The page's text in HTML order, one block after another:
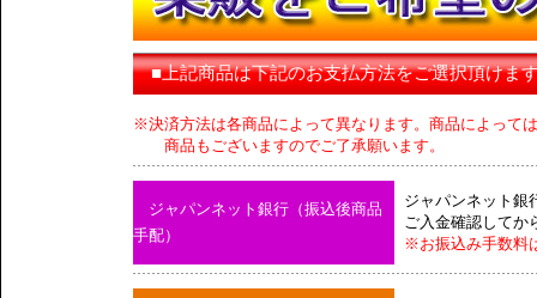
■上記商品は下記のお支払方法をご選択頂けま
※決済方法は各商品によって異なります。商品によって
商品もございますのでご了承願います。
ジャパンネット銀行（振込後商品
手配）
ジャパンネット銀
ご入金確認してか
※お振込み手数料